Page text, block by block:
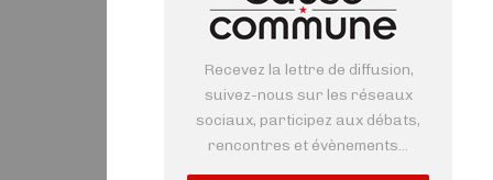
Recevez la lettre de diffusion,
suivez-nous sur les réseaux
sociaux, participez aux débats,
rencontres et évènements...